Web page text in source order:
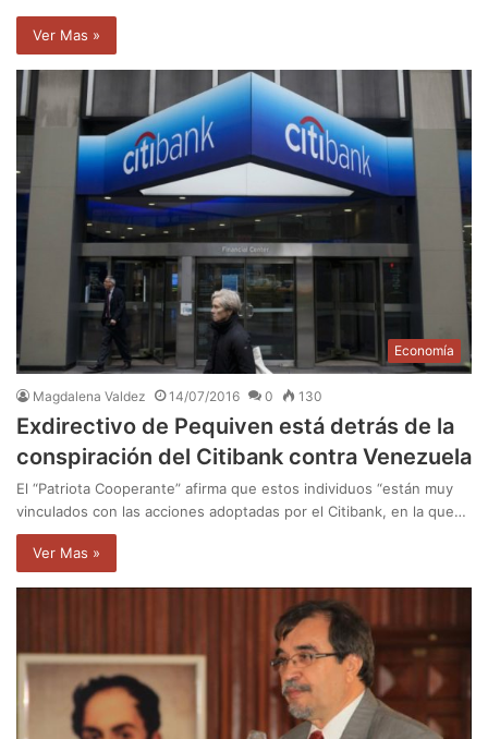
Ver Mas »
Economía
Magdalena Valdez 14/07/2016 0 130
Exdirectivo de Pequiven está detrás de la
conspiración del Citibank contra Venezuela
El “Patriota Cooperante” afirma que estos individuos “están muy
vinculados con las acciones adoptadas por el Citibank, en la que…
Ver Mas »